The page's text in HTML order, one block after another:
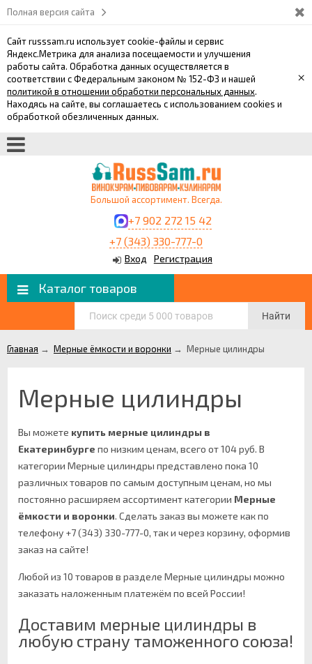
Полная версия сайта
Сайт russsam.ru использует cookie-файлы и сервис
Яндекс.Метрика для анализа посещаемости и улучшения
работы сайта. Обработка данных осуществляется в
соответствии с Федеральным законом № 152-ФЗ и нашей
политикой в отношении обработки персональных данных.
Находясь на сайте, вы соглашаетесь с использованием cookies и
обработкой обезличенных данных.
×
Большой ассортимент. Всегда.
+7 902 272 15 42
+7 (343) 330-777-0
Вход Регистрация
Каталог товаров
Найти
Главная → Мерные ёмкости и воронки → Мерные цилиндры
Мерные цилиндры
Вы можете купить мерные цилиндры в
Екатеринбурге по низким ценам, всего от 104 руб. В
категории Мерные цилиндры представлено пока 10
различных товаров по самым доступным ценам, но мы
постоянно расширяем ассортимент категории Мерные
ёмкости и воронки. Сделать заказ вы можете как по
телефону +7 (343) 330-777-0, так и через корзину, оформив
заказ на сайте!
Любой из 10 товаров в разделе Мерные цилиндры можно
заказать наложенным платежём по всей России!
Доставим мерные цилиндры в
любую страну таможенного союза!